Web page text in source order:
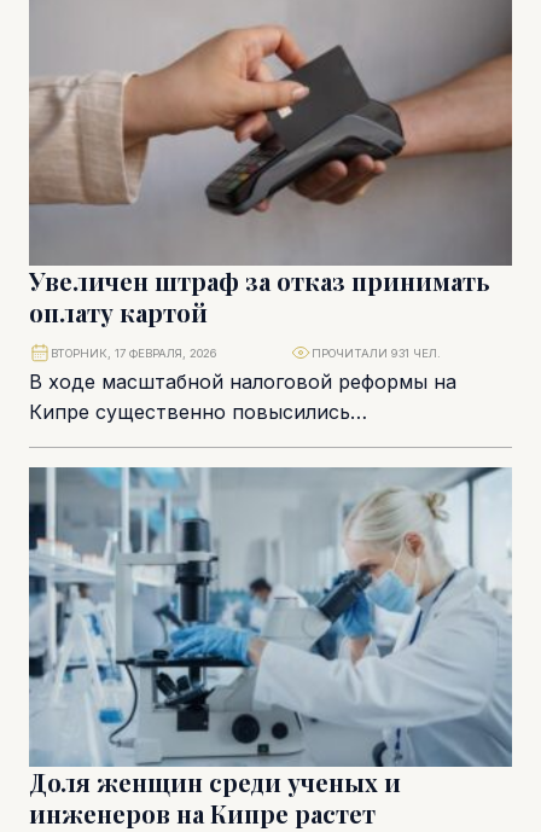
Увеличен штраф за отказ принимать
оплату картой
В ходе масштабной налоговой реформы на
Кипре существенно повысились
административные штрафы. В их числе и штраф
за отказ бизнеса принимать...
ВТОРНИК, 17 ФЕВРАЛЯ, 2026 ПРОЧИТАЛИ 931 ЧЕЛ.
Доля женщин среди ученых и
инженеров на Кипре растет